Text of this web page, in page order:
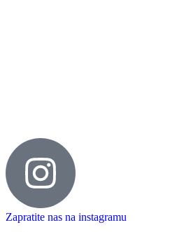
Zapratite nas na instagramu